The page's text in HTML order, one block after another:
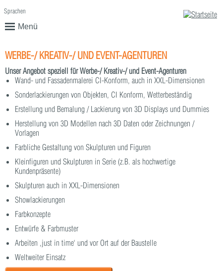
Menü
Sprachen
WERBE-/ KREATIV-/ UND EVENT-AGENTUREN
Unser Angebot speziell für Werbe-/ Kreativ-/ und Event-Agenturen
Wand- und Fassadenmalerei CI-Konform, auch in XXL-Dimensionen
Sonderlackierungen von Objekten, CI Konform, Wetterbeständig
Erstellung und Bemalung / Lackierung von 3D Displays und Dummies
Herstellung von 3D Modellen nach 3D Daten oder Zeichnungen /
Vorlagen
Farbliche Gestaltung von Skulpturen und Figuren
Kleinfiguren und Skulpturen in Serie (z.B. als hochwertige
Kundenpräsente)
Skulpturen auch in XXL-Dimensionen
Showlackierungen
Farbkonzepte
Entwürfe & Farbmuster
Arbeiten ‚just in time‘ und vor Ort auf der Baustelle
Weltweiter Einsatz